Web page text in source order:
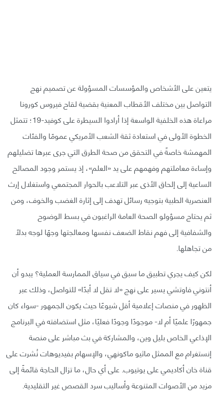
يتعين على الأشخاص والمؤسسات المسؤولة عن تصميم نهج
التواصل بين مختلف الأقطاب المعنية بقضية لقاح فيروس كورونا
مراعاة هذه الخلفية الواسعة إذا أرادوا السيطرة على كوفيد-19؛ تتمثل
الخطوة الأولى في استعادة ثقة الشعب الأمريكي عمومًا والفئات
المهمشة خاصةً في التحقق من صحة الطرق التي جرى عبرها تضليلهم
وإساءة معاملتهم وفهمهم على يد «العلم»، إذ يستمر وجود المصالح
الساعية إلى إلحاق الأذى عبر التلاعب بالحوار المجتمعي واستغلال إرث
العنصرية الطبية بتوجيه رسائل تهدف إلى إثارة الغضب والخوف، ومن
ثم يحتاج مسؤولو الصحة العامة الراغبون في بسط الوضوح
والشفافية إلى فهم نقاط الضعف نفسها ومعالجتها وجهًا لوجه بدلًا
من تجاهلها.
لكن كيف يجري تطبيق ما سبق في سياق الممارسة العملية؟ يبدو أن
أنتوني فاوتشي يسير على نهج «لا تقل لا أبدًا» للتواصل، وذلك عبر
الظهور في منصات إعلامية أقل شيوعًا حيث يكون الجمهور -سواء كان
جمهورًا علميًا أم لا- موجودًا وجودًا فعليًا، مثل استضافته في البرنامج
الإذاعي الخاص بليل وين، والمشاركة في بث مباشر على منصة
إنستغرام مع الممثل ماثيو ماكونهي، والإسهام بفيديوهات نُشرت على
قناة خان أكاديمي على يوتيوب. على أي حال، ما تزال الحاجة قائمةً إلى
مزيد من الأصوات المتنوعة وأساليب سرد القصص غير التقليدية.